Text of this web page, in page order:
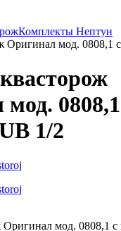
Комплекты Нептун
Оригинал мод. 0808,1
1/2
мод. 0808,1 с